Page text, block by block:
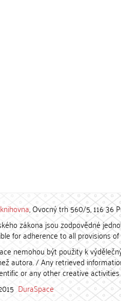
, Ovocný trh 560/5, 116 36
zákona jsou zodpovědné
for adherence to all provisions
nemohou být použity k
autora. / Any retrieved
or any other creative activities
DuraSpace